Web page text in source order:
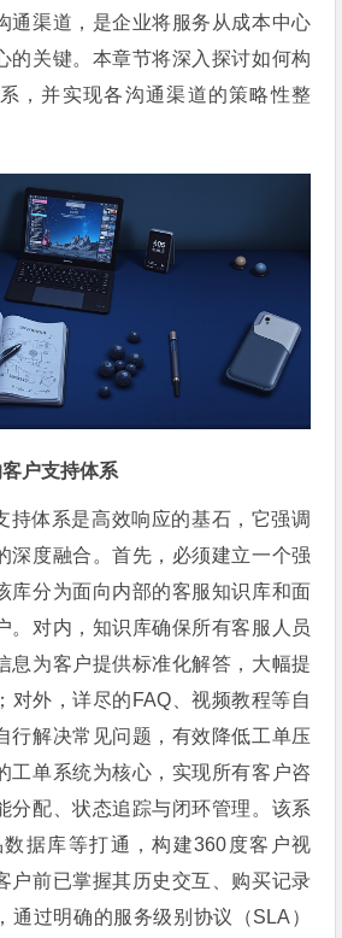
通渠道，是企业将服务从成本中心
的关键。本章节将深入探讨如何构
，并实现各沟通渠道的策略性整
户支持体系
持体系是高效响应的基石，它强调
深度融合。首先，必须建立一个强
库分为面向内部的客服知识库和面
。对内，知识库确保所有客服人员
息为客户提供标准化解答，大幅提
对外，详尽的FAQ、视频教程等自
行解决常见问题，有效降低工单压
工单系统为核心，实现所有客户咨
分配、状态追踪与闭环管理。该系
据库等打通，构建360度客户视
户前已掌握其历史交互、购买记录
通过明确的服务级别协议（SLA）